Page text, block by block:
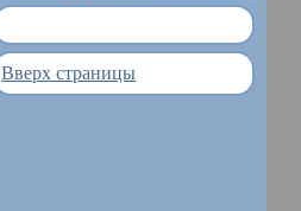
Вверх страницы